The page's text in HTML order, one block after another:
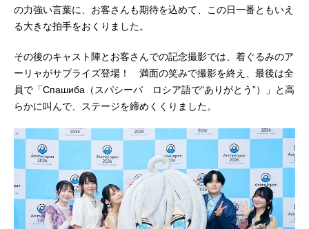
の力強い言葉に、お客さんも期待を込めて、この日一番ともいえ
る大きな拍手をおくりました。
その後のキャスト陣とお客さんでの記念撮影では、着ぐるみのア
ーリャがサプライズ登場！ 満面の笑みで撮影を終え、最後は全
員で「Спашиба（スパシーバ ロシア語で“ありがとう”）」と高
らかに叫んで、ステージを締めくくりました。